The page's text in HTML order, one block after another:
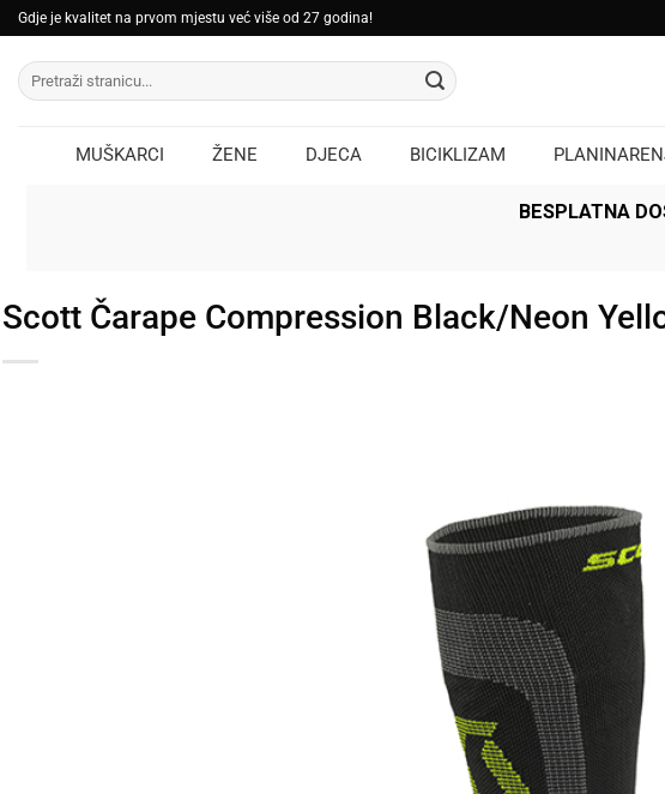
Skip
to
content
Gdje je kvalitet na prvom mjestu već više od 27 godina!
Pretraži:
MUŠKARCI ŽENE DJECA BICIKLIZAM
BESPLATNA
Scott Čarape Compression Black/Neon